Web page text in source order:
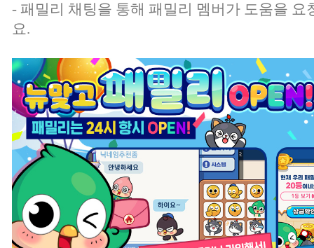
- 패밀리 채팅을 통해 패밀리 멤버가 도움을 요
요.